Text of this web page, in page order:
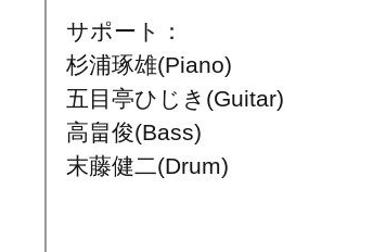
サポート：
杉浦琢雄(Piano)
五目亭ひじき(Guitar)
高畠俊(Bass)
末藤健二(Drum)